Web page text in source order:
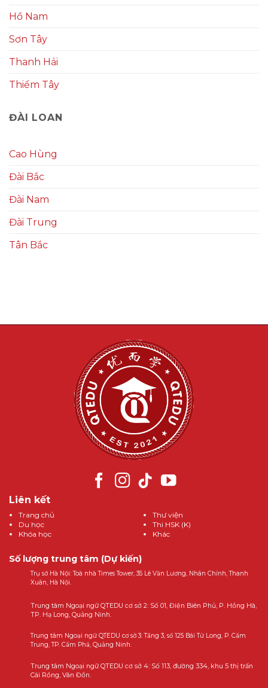
Hồ Nam
Sơn Tây
Thanh Hải
Thiểm Tây
ĐÀI LOAN
Cao Hùng
Đài Bắc
Đài Nam
Đài Trung
Tân Bắc
Liên kết
Trang chủ
Du học
Khóa học
Thư viện
Thi HSK (K)
Khác
Số lượng trung tâm (Dự kiến)
Trụ sở Hà Nội: Toà nhà Times Tower, 35 Lê Văn Lương, Nhân Chính, Thanh
Xuân, Hà Nội.
Trung tâm Ngoại ngữ QTEDU cơ sở 2: Số 01, Điện Biên Phủ, P. Hồng Hà,
TP. Hạ Long, Quảng Ninh.
Trung tâm Ngoại ngữ QTEDU cơ sở 3: Tầng 3, số 125 Bái Tử Long, P. Cẩm
Trung, TP. Cẩm Phả, Quảng Ninh.
Trung tâm Ngoại ngữ QTEDU cơ sở 4: Số 113, đường 334, khu 5 thị trấn
Cái Rồng, Vân Đồn.